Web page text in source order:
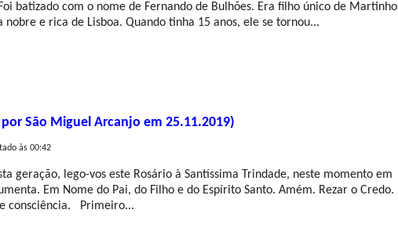
batizado com o nome de Fernando de Bulhões. Era filho único de Martinho
nobre e rica de Lisboa. Quando tinha 15 anos, ele se tornou...
por São Miguel Arcanjo em 25.11.2019)
às 00:42
geração, lego-vos este Rosário à Santíssima Trindade, neste momento em
Em Nome do Pai, do Filho e do Espírito Santo. Amém. Rezar o Credo.
consciência. Primeiro...